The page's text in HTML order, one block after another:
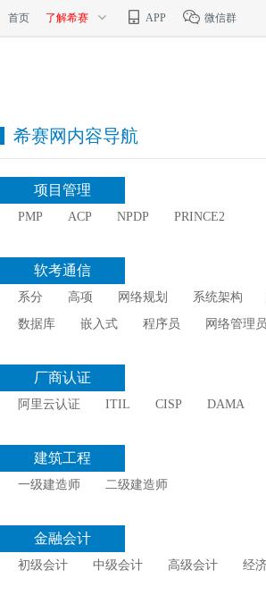
首页 了解希赛 APP 微信群
希赛网内容导航
项目管理
PMP ACP NPDP PRINCE2
软考通信
系分 高项 网络规划 系统架构
数据库
嵌入式 程序员 网络管理员
厂商认证
阿里云认证 ITIL CISP DAMA
建筑工程
一级建造师 二级建造师
金融会计
初级会计 中级会计 高级会计 经